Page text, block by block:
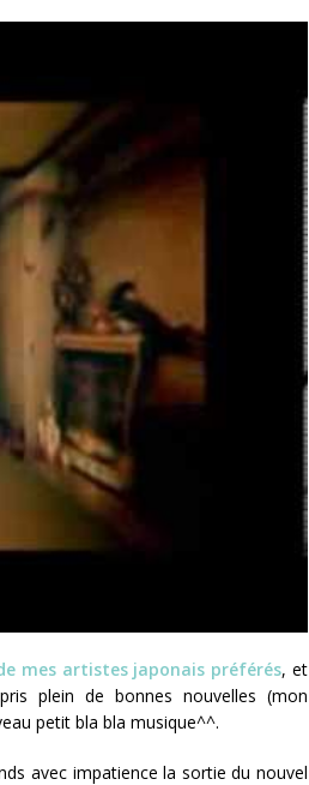
mes artistes japonais préférés, et
plein de bonnes nouvelles (mon
petit bla bla musique^^.
avec impatience la sortie du nouvel